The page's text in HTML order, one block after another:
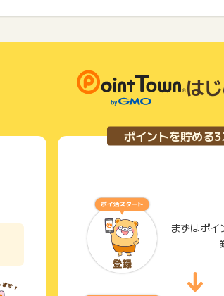
は
ポイントを貯める
まずはポイ